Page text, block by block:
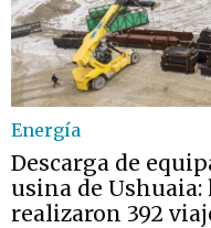
Energía
Descarga de
usina de
realizaron 392